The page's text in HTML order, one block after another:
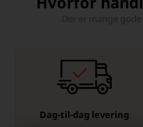
Dag-til-dag levering